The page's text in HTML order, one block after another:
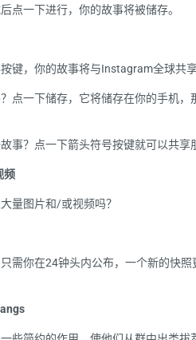
点一下进行， 你的故事将被储存。
键，你的故事将与Instagram全球共享
点一下储存， 它将储存在你的手机，
故事？点一下箭头符号按键就可以共享
频
量图片和/或视频吗？
需你在24钟头内公布，一个新的快照